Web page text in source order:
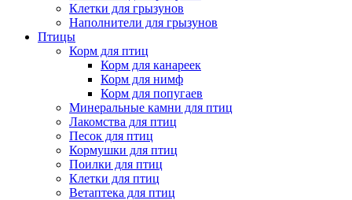
Клетки для грызунов
Наполнители для грызунов
Птицы
Корм для птиц
Корм для канареек
Корм для нимф
Корм для попугаев
Минеральные камни для птиц
Лакомства для птиц
Песок для птиц
Кормушки для птиц
Поилки для птиц
Клетки для птиц
Ветаптека для птиц